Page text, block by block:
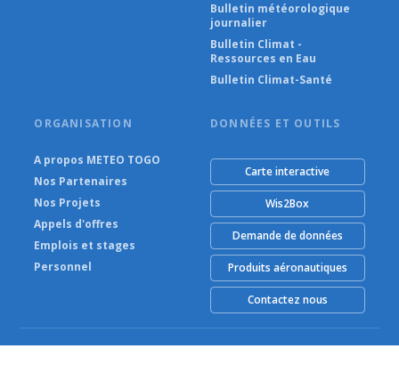
Bulletin météorologique
journalier
Bulletin Climat -
Ressources en Eau
Bulletin Climat-Santé
ORGANISATION
A propos METEO TOGO
Nos Partenaires
Nos Projets
Appels d'offres
Emplois et stages
Personnel
DONNÉES ET OUTILS
Carte interactive
Wis2Box
Demande de données
Produits aéronautiques
Contactez nous
© METEO TOGO (Agence Nationale de la Météorologie) 2026